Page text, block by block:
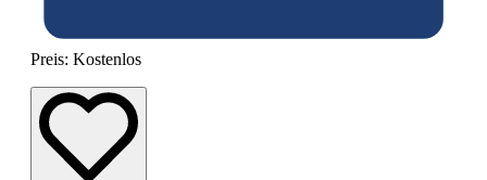
Preis: Kostenlos